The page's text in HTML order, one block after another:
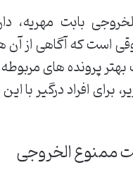
بابت مهریه،
است که آگاهی از آن
پرونده های
برای افراد درگیر با
ممنوع الخروجی